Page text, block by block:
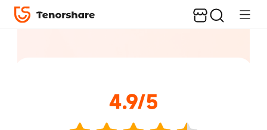
4.9/5